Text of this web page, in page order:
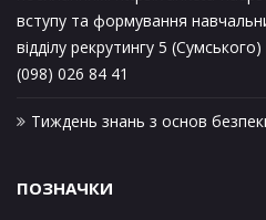
вступу та формування
відділу рекрутингу 5
(098) 026 84 41
Тиждень знань з основ
ПОЗНАЧКИ